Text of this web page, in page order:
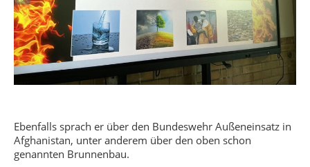
Ebenfalls sprach er über den Bundeswehr Außeneinsatz in
Afghanistan, unter anderem über den oben schon
genannten Brunnenbau.